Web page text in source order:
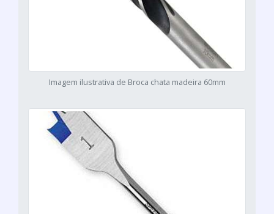
Imagem ilustrativa de Broca chata madeira 60mm